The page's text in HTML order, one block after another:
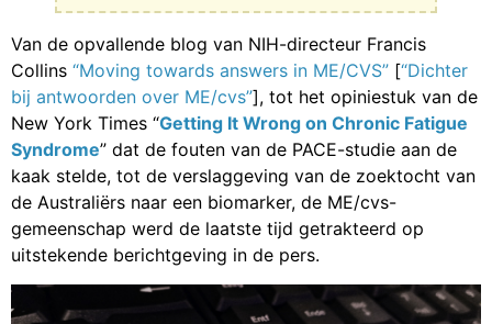
Van de opvallende blog van NIH-directeur Francis
Collins “Moving towards answers in ME/CVS” [“Dichter
bij antwoorden over ME/cvs”], tot het opiniestuk van de
New York Times “Getting It Wrong on Chronic Fatigue
Syndrome” dat de fouten van de PACE-studie aan de
kaak stelde, tot de verslaggeving van de zoektocht van
de Australiërs naar een biomarker, de ME/cvs-
gemeenschap werd de laatste tijd getrakteerd op
uitstekende berichtgeving in de pers.